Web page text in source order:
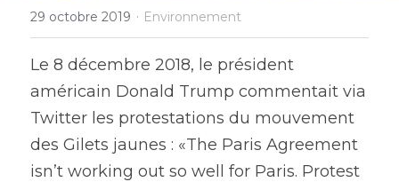
• Y7 2026
• Crise géopolitique
• Crise écologique
• Crise économique
• Crise politique
• Notre mission
• Notre gouvernance
• Nos experts
• Nos partenaires
Rechercher
Y7 2026
29 octobre 2019 · Environnement
Le 8 décembre 2018, le président
américain Donald Trump commentait via
Twitter les protestations du mouvement
des Gilets jaunes : «The Paris Agreement
isn’t working out so well for Paris. Protest